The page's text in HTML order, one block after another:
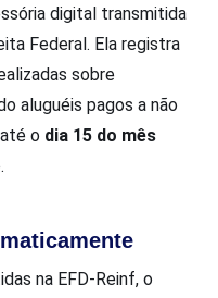
digital transmitida
Federal. Ela registra
sobre
aluguéis pagos a não
o dia 15 do mês
na EFD-Reinf, o